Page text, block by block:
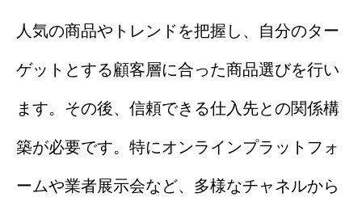
人気の商品やトレンドを把握し、自分のター
ゲットとする顧客層に合った商品選びを行い
ます。その後、信頼できる仕入先との関係構
築が必要です。特にオンラインプラットフォ
ームや業者展示会など、多様なチャネルから